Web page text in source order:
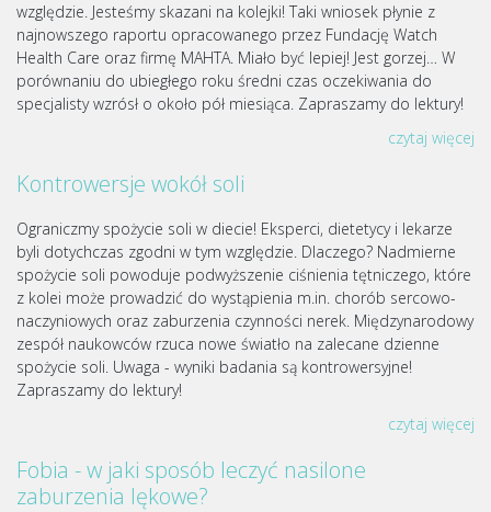
względzie. Jesteśmy skazani na kolejki! Taki wniosek płynie z
najnowszego raportu opracowanego przez Fundację Watch
Health Care oraz firmę MAHTA. Miało być lepiej! Jest gorzej… W
porównaniu do ubiegłego roku średni czas oczekiwania do
specjalisty wzrósł o około pół miesiąca. Zapraszamy do lektury!
czytaj więcej
Kontrowersje wokół soli
Ograniczmy spożycie soli w diecie! Eksperci, dietetycy i lekarze
byli dotychczas zgodni w tym względzie. Dlaczego? Nadmierne
spożycie soli powoduje podwyższenie ciśnienia tętniczego, które
z kolei może prowadzić do wystąpienia m.in. chorób sercowo-
naczyniowych oraz zaburzenia czynności nerek. Międzynarodowy
zespół naukowców rzuca nowe światło na zalecane dzienne
spożycie soli. Uwaga - wyniki badania są kontrowersyjne!
Zapraszamy do lektury!
czytaj więcej
Fobia - w jaki sposób leczyć nasilone
zaburzenia lękowe?